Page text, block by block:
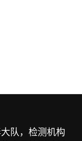
队，检测机构